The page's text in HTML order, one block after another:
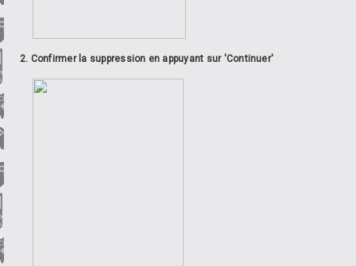
2. Confirmer la suppression en appuyant sur 'Continuer'